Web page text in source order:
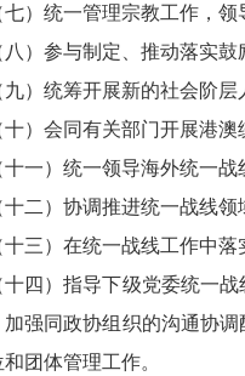
统一管理宗教工作，领
参与制定、推动落实鼓励
统筹开展新的社会阶层
会同有关部门开展港澳
）统一领导海外统一战线
）协调推进统一战线领
）在统一战线工作中落
）指导下级党委统一战
加强同政协组织的沟通协
团体管理工作。